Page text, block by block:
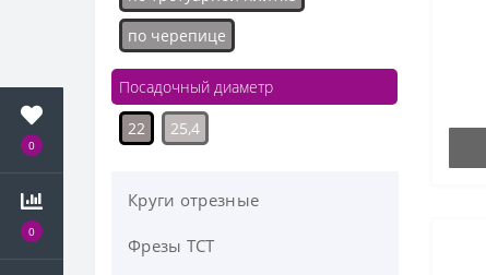
0
0
по черепице
Посадочный диаметр
22
25,4
Круги отрезные
Фрезы ТСТ